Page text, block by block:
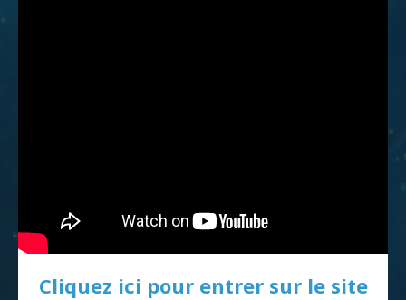
Cliquez ici pour entrer sur le site